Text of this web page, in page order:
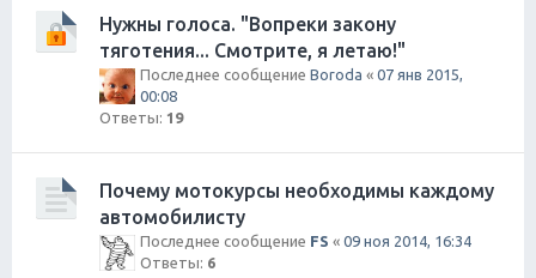
Нужны голоса. "Вопреки закону
тяготения... Смотрите, я летаю!"
Последнее сообщение Boroda « 07 янв 2015,
00:08
Ответы: 19
Почему мотокурсы необходимы каждому
автомобилисту
Последнее сообщение FS « 09 ноя 2014, 16:34
Ответы: 6